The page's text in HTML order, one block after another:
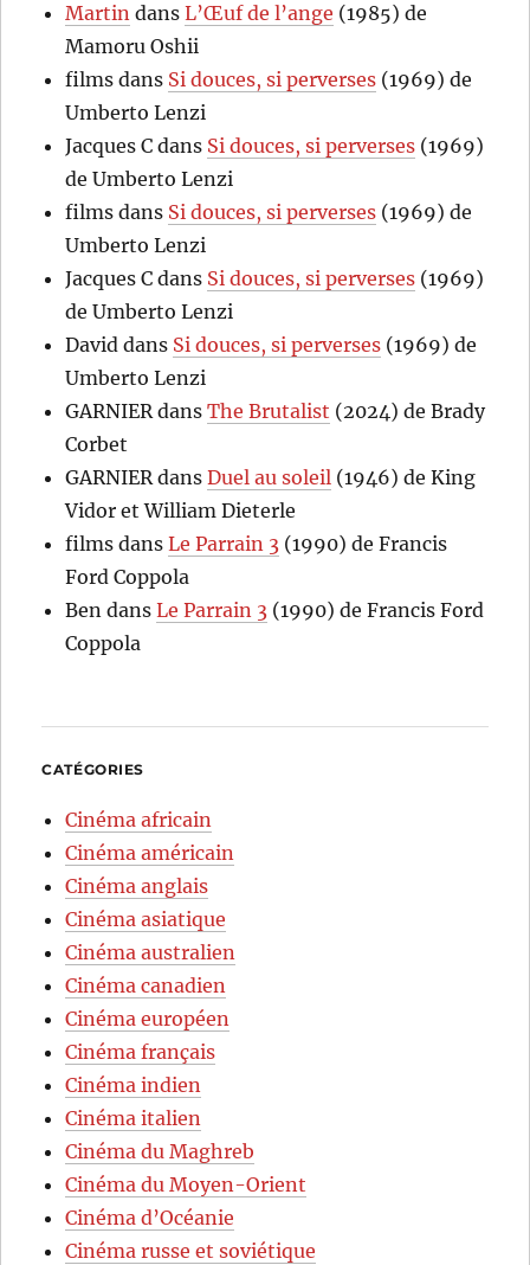
Martin dansL’Œuf de l’ange (1985) de
Mamoru Oshii
films dans Si douces, si perverses (1969) de
Umberto Lenzi
Jacques C dans Si douces, si perverses (1969)
de Umberto Lenzi
films dans Si douces, si perverses (1969) de
Umberto Lenzi
Jacques C dans Si douces, si perverses (1969)
de Umberto Lenzi
David dans Si douces, si perverses (1969) de
Umberto Lenzi
GARNIERdansThe Brutalist (2024) de Brady
Corbet
GARNIERdansDuel au soleil (1946) de King
Vidor et William Dieterle
films dansLe Parrain 3 (1990) de Francis
Ford Coppola
Ben dansLe Parrain 3 (1990) de Francis Ford
Coppola
CATÉGORIES
Cinéma africain
Cinéma américain
Cinéma anglais
Cinéma asiatique
Cinéma australien
Cinéma canadien
Cinéma européen
Cinéma français
Cinéma indien
Cinéma italien
Cinéma du Maghreb
Cinéma du Moyen-Orient
Cinéma d’Océanie
Cinéma russe et soviétique